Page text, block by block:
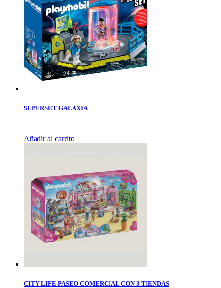
SUPERSET GALAXIA
Añadir al carrito
CITY LIFE PASEO COMERCIAL CON 3 TIENDAS